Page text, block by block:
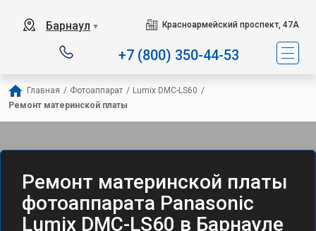
Барнаул ▼ Красноармейский проспект, 47А
+7 (800) 350-44-53
Главная / Фотоаппарат / Lumix DMC-LS60 /
Ремонт материнской платы
Ремонт материнской платы
фотоаппарата Panasonic
Lumix DMC-LS60 в Барнауле